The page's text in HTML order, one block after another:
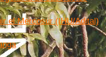
el Mercosur (IHU/Adital)